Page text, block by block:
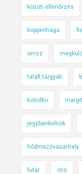
közúti ellenőrzés
koppenhága
omsz
talált tárgyak
kolodko
jegybankelnök
hódmezővásárhely
futár ctis